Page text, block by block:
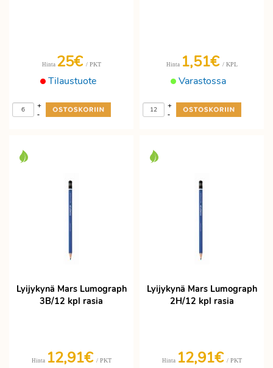
Tilaustuote
Hinta 25€ / PKT
-
+
Varastossa
Hinta 1,51€ / KPL
-
+
Lyijykynä Mars Lumograph
3B/12 kpl rasia
Hinta 12,91€ / PKT
Lyijykynä Mars Lumograph
2H/12 kpl rasia
Hinta 12,91€ / PKT